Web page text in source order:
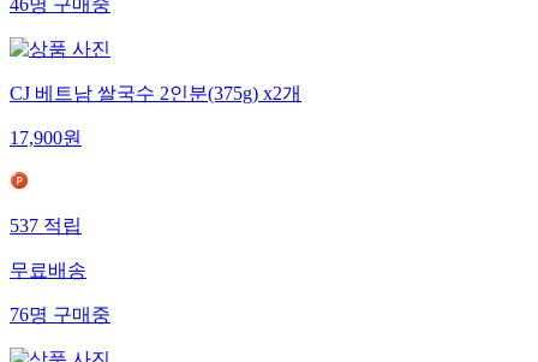
46명구매중
CJ 베트남 쌀국수 2인분(375g) x2개
17,900원
537적립
무료배송
76명구매중